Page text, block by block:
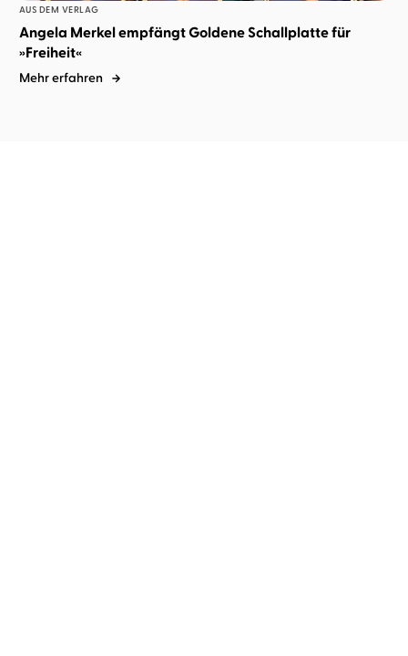
AUS DEM VERLAG
Angela Merkel empfängt Goldene Schallplatte für
»Freiheit«
Mehr erfahren